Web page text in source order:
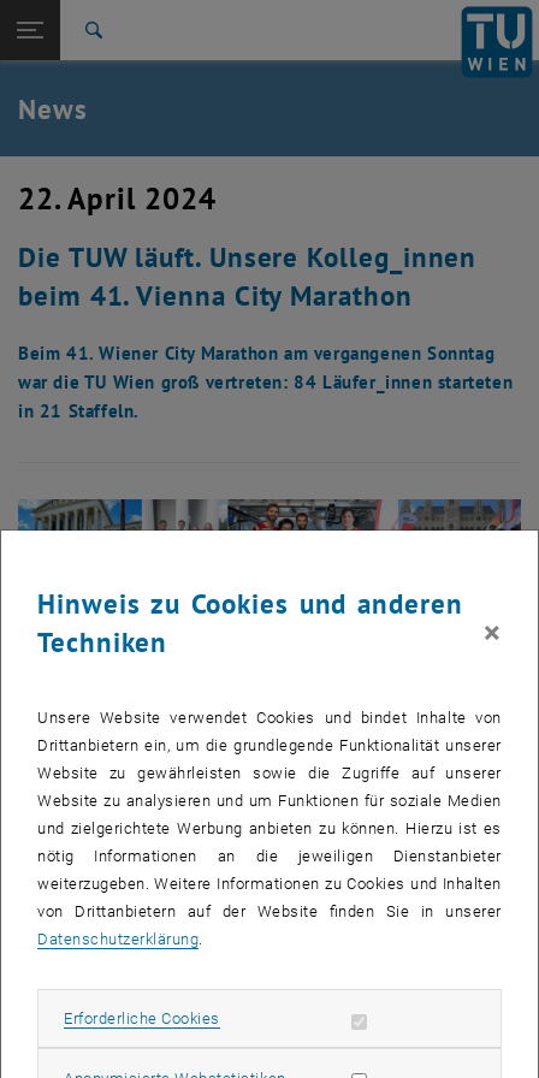
TU Login
Quicklinks
Quicklinks-Menü umschalten
Studium
Zurück: Subseiten von Aktuelles auflisten
Zurück zur letzten Ebene:
Aktuelles
News
News
22. April 2024
Die TUW läuft. Unsere Kolleg_innen
beim 41. Vienna City Marathon
Beim 41. Wiener City Marathon am vergangenen Sonntag
war die TU Wien groß vertreten: 84 Läufer_innen starteten
in 21 Staffeln.
21 Staffeln starteten als Teams der TU Wien: darunter IET, ACIN,
VCM-IFT und die Teams "NosferaTU", "TUtanchamun" und
"Polynomial Time Runners"
21 Staffeln starteten als Teams der TU Wien: darunter IET, ACIN,
war der 41.Vienna City Marathon , öffnet eine externe URL in einem
am vergangenen Sonntag,
Hinweis zu Cookies und anderen
Techniken
×
Unsere Website verwendet Cookies und bindet Inhalte von
Drittanbietern ein, um die grundlegende Funktionalität unserer
Website zu gewährleisten sowie die Zugriffe auf unserer
Website zu analysieren und um Funktionen für soziale Medien
und zielgerichtete Werbung anbieten zu können. Hierzu ist es
nötig Informationen an die jeweiligen Dienstanbieter
weiterzugeben. Weitere Informationen zu Cookies und Inhalten
von Drittanbietern auf der Website finden Sie in unserer
Datenschutzerklärung
Erforderliche Cookies Erforderliche Cookies zulassen